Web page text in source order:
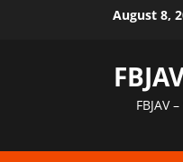
August 8,
FBJAV